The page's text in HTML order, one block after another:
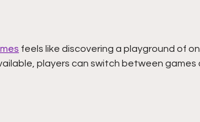
feels like discovering a playground of
players can switch between